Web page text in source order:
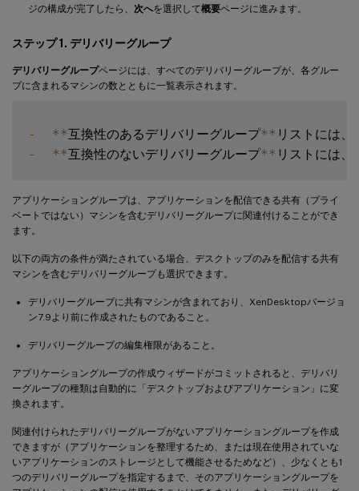
ジの構成が完了したら、 次へを選択して概要ページに進みます。
ステップ 1. デリバリーグループ
デリバリーグループページには、すべてのデリバリーグループが、各グルー
プに含まれるマシンの数とともに一覧表示されます。
- **互換性のあるデリバリーグループ** リストには
-
**互換性のないデリバリーグループ**
アプリケーショングループは、アプリケーションを配信できる共有（プライ
ベートではない）マシンを含むデリバリーグループに関連付けることができ
ます。
以下の両方の条件が満たされている場合、デスクトップのみを配信する共有
マシンを含むデリバリーグループも選択できます。
デリバリーグループに共有マシンが含まれており、XenDesktopバージョ
ン7.9より前に作成されたものであること。
デリバリーグループの編集権限があること。
アプリケーショングループの作成ウィザードがコミットされると、デリバリ
ーグループの種類は自動的に「デスクトップおよびアプリケーション」に変
換されます。
関連付けられたデリバリーグループがないアプリケーショングループを作成
できますが（アプリケーションを整理するため、または現在使用されていな
いアプリケーションのストレージとして機能させるためなど）、少なくとも1
つのデリバリーグループを指定するまで、そのアプリケーショングループを